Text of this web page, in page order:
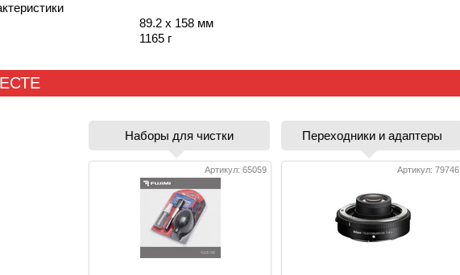
89.2 х 158 мм
1165 г
Наборы для чистки
Артикул: 65059
Переходники и адаптеры
Артикул: 79746